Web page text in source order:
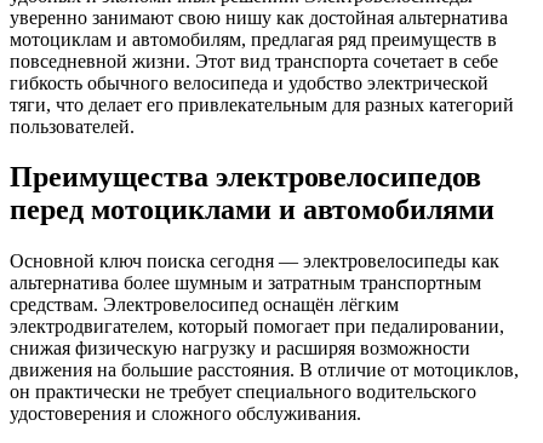
уверенно занимают свою нишу как достойная альтернатива
мотоциклам и автомобилям, предлагая ряд преимуществ в
повседневной жизни. Этот вид транспорта сочетает в себе
гибкость обычного велосипеда и удобство электрической
тяги, что делает его привлекательным для разных категорий
пользователей.
Преимущества электровелосипедов
перед мотоциклами и автомобилями
Основной ключ поиска сегодня — электровелосипеды как
альтернатива более шумным и затратным транспортным
средствам. Электровелосипед оснащён лёгким
электродвигателем, который помогает при педалировании,
снижая физическую нагрузку и расширяя возможности
движения на большие расстояния. В отличие от мотоциклов,
он практически не требует специального водительского
удостоверения и сложного обслуживания.